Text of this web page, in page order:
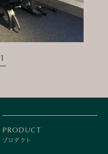
1
PRODUCT
プロダクト